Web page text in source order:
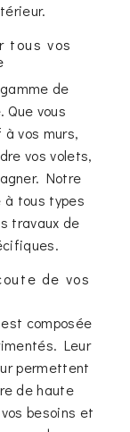
tous vos
de
vous
vos murs,
vos volets,
Notre
à tous types
travaux de
de vos
composée
Leur
permettent
de haute
besoins et